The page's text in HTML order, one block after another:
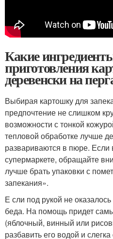
Какие
приготовления
деревенски на
Выбирая картошку для
предпочтение не слишком
возможности с тонкой
тепловой обработке лучше
развариваются в пюре. Если
супермаркете, обращайте
лучше брать упаковки с
запекания».
Е сли под рукой не
беда. На помощь придет
(яблочный, винный или
разбавить его водой и